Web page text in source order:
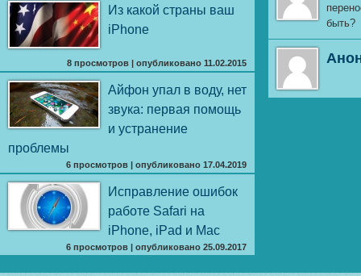
Из какой страны ваш
iPhone
8 просмотров |опубликовано 11.02.2015
Айфон упал в воду, нет
звука: первая помощь
и устранение
проблемы
6 просмотров |опубликовано 17.04.2019
Исправление ошибок
работе Safari на
iPhone, iPad и Mac
6 просмотров |опубликовано 25.09.2017
быть?